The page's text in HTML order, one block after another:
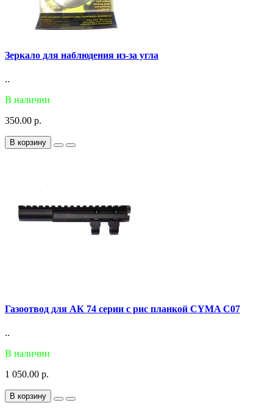
Зеркало для наблюдения из-за угла
..
В наличии
350.00 р.
В корзину
Газоотвод для АК 74 серии с рис планкой CYMA С07
..
В наличии
1 050.00 р.
В корзину